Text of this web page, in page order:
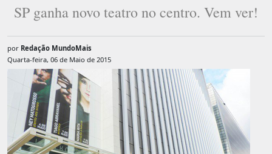
SP ganha novo teatro no centro. Vem ver!
por Redação MundoMais
Quarta-feira, 06 de Maio de 2015